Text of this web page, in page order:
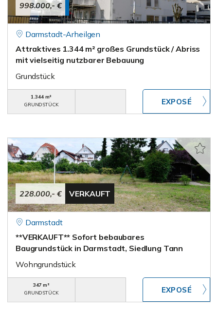
998.000,- €
Darmstadt-Arheilgen
Attraktives 1.344 m² großes Grundstück / Abriss
mit vielseitig nutzbarer Bebauung
Grundstück
1.344 m²
GRUNDSTÜCK
228.000,- € VERKAUFT
Darmstadt
**VERKAUFT** Sofort bebaubares
Baugrundstück in Darmstadt, Siedlung Tann
Wohngrundstück
347 m²
GRUNDSTÜCK